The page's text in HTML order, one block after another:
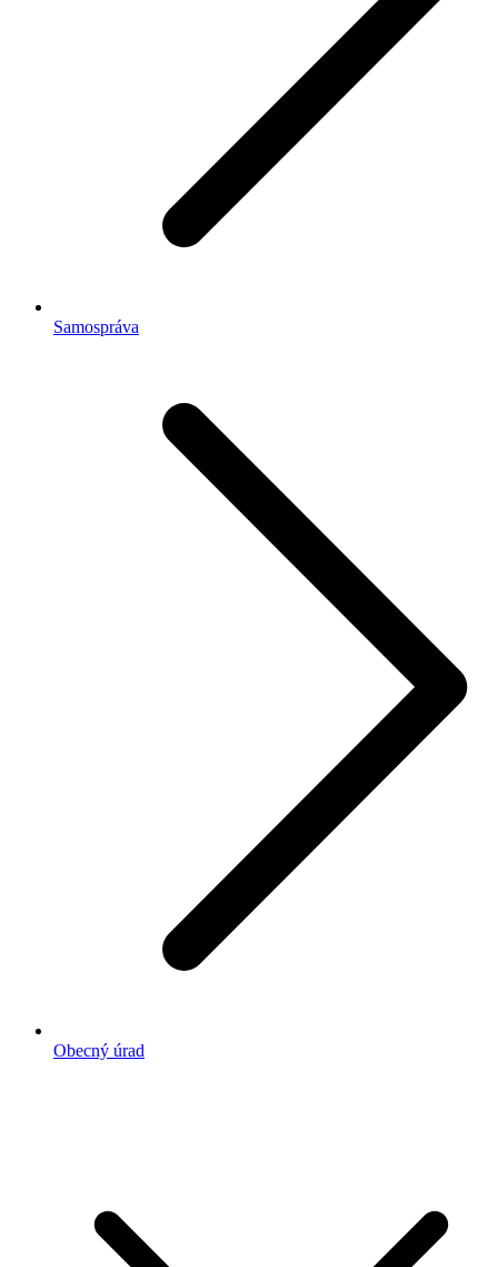
Samospráva
Obecný úrad